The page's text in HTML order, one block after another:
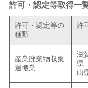
許可・認定等取得一
許可・認定等の
種類
許
産業廃棄物収集
運搬業
滋
県
山